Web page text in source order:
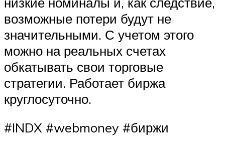
возможные потери будут не
значительными. С учетом этого
можно на реальных счетах
обкатывать свои торговые
стратегии. Работает биржа
круглосуточно.
#INDX #webmoney #биржи